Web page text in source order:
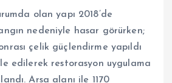
olan yapı 2018’de
nedeniyle hasar görürken;
çelik güçlendirme yapıldı
edilerek restorasyon uygulama
Arsa alanı ile 1170